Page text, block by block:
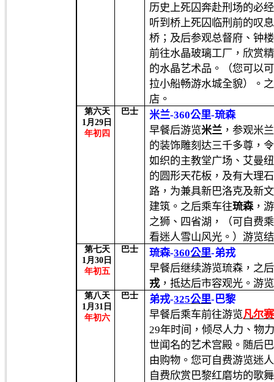
历史上死囚奔赴刑场的必
听到桥上死囚临刑前的叹
桥；及后参观总督府、钟
前往水晶玻璃工厂，欣赏
的水晶艺术品。（您可以
拉小船畅游水城全貌）。
店。
第六天
1月29 日
年初四
巴士 米兰-360公里-琉森
早餐后游览米兰 ，参观米
的装饰雕刻达三千多尊，
如织的主教堂广场、艾曼
的圆形天花板，及有大理
路，为兼具新巴洛克及新
建筑。 之后乘车往琉森，
之狮、四省湖，（可自费
看迷人雪山风光。）游览
第七天
1月30 日
年初五
巴士 琉森-360公里-弟戎
早餐后继续游览琉森，之
戎，抵达后市容观光。游
第八天
1月31 日
年初六
巴士 弟戎-325公里-巴黎
早餐后乘车前往游览凡尔
29年时间，倾尽人力、物
世闻名的艺术宫殿。随后
由购物。您可自费游览迷
自费欣赏巴黎红磨坊的歌